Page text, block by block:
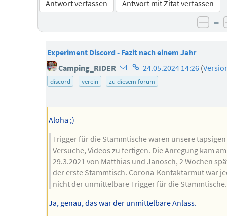
Antwort verfassen Antwort mit Zitat verfassen
–
Experiment Discord - Fazit nach einem Jahr
Camping_RIDER E-
Mail-
Adresse
Homepage
des
Autors
24.05.2024 14:26 (
discord verein zu diesem forum
Aloha ;)
Trigger für die Stammtische waren unsere tapsigen
Versuche, Videos zu fertigen. Die Anregung kam am
29.3.2021 von Matthias und Janosch, 2 Wochen
der erste Stammtisch. Corona-Kontaktarmut war
nicht der unmittelbare Trigger für die Stammtische.
Ja, genau, das war der unmittelbare Anlass.